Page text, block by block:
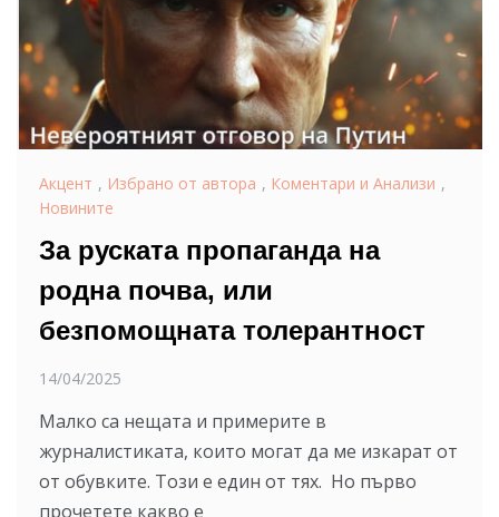
Акцент , Избрано от автора , Коментари и Анализи ,
Новините
За руската пропаганда на
родна почва, или
безпомощната толерантност
14/04/2025
Малко са нещата и примерите в
журналистиката, които могат да ме изкарат от
от обувките. Този е един от тях. Но първо
прочетете какво е